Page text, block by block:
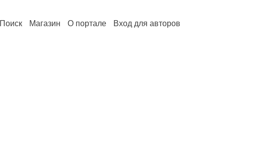
Поиск Магазин О портале Вход для авторов